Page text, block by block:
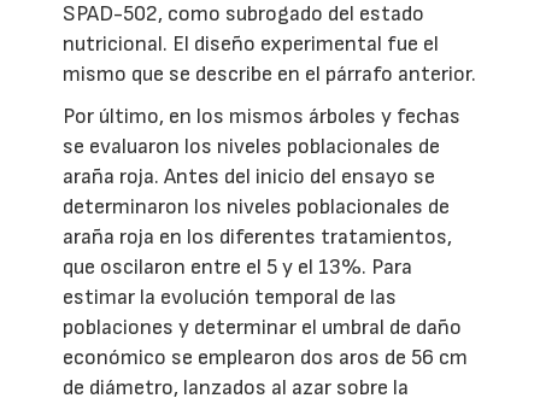
SPAD-502, como subrogado del estado
nutricional. El diseño experimental fue el
mismo que se describe en el párrafo anterior.
Por último, en los mismos árboles y fechas
se evaluaron los niveles poblacionales de
araña roja. Antes del inicio del ensayo se
determinaron los niveles poblacionales de
araña roja en los diferentes tratamientos,
que oscilaron entre el 5 y el 13%. Para
estimar la evolución temporal de las
poblaciones y determinar el umbral de daño
económico se emplearon dos aros de 56 cm
de diámetro, lanzados al azar sobre la